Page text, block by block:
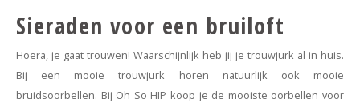
Sieraden voor een bruiloft
Hoera, je gaat trouwen! Waarschijnlijk heb jij je trouwjurk al in huis.
Bij een mooie trouwjurk horen natuurlijk ook mooie
bruidsoorbellen. Bij Oh So HIP koop je de mooiste oorbellen voor